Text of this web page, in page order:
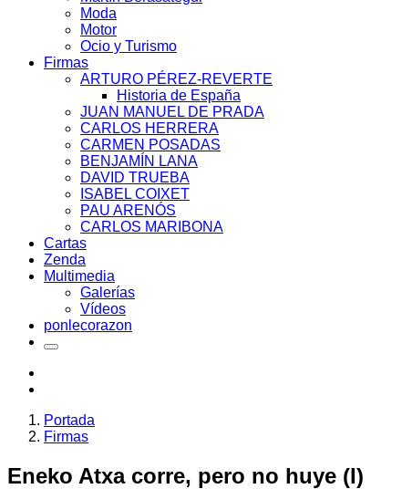
Moda
Motor
Ocio y Turismo
Firmas
ARTURO PÉREZ-REVERTE
Historia de España
JUAN MANUEL DE PRADA
CARLOS HERRERA
CARMEN POSADAS
BENJAMÍN LANA
DAVID TRUEBA
ISABEL COIXET
PAU ARENÓS
CARLOS MARIBONA
Cartas
Zenda
Multimedia
Galerías
Vídeos
ponlecorazon
Portada
Firmas
Eneko Atxa corre, pero no huye (I)